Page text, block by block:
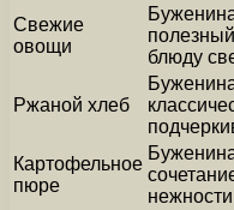
Свежие
овощи
блюду
Ржаной хлеб
Картофельное
пюре